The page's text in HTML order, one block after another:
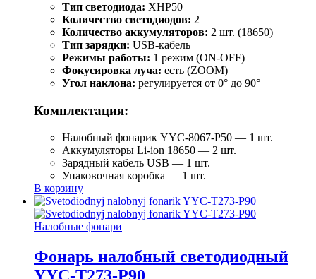
Тип светодиода: XHP50
Количество светодиодов: 2
Количество аккумуляторов: 2 шт. (18650)
Тип зарядки: USB-кабель
Режимы работы: 1 режим (ON-OFF)
Фокусировка луча: есть (ZOOM)
Угол наклона: регулируется от 0° до 90°
Комплектация:
Налобный фонарик YYC-8067-P50 — 1 шт.
Аккумуляторы Li-ion 18650 — 2 шт.
Зарядный кабель USB — 1 шт.
Упаковочная коробка — 1 шт.
В корзину
Налобные фонари
Фонарь налобный светодиодный